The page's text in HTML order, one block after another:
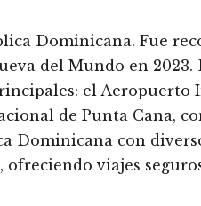
Dominicana. Fue
del Mundo en 2023.
el
de Punta Cana,
Dominicana con
viajes